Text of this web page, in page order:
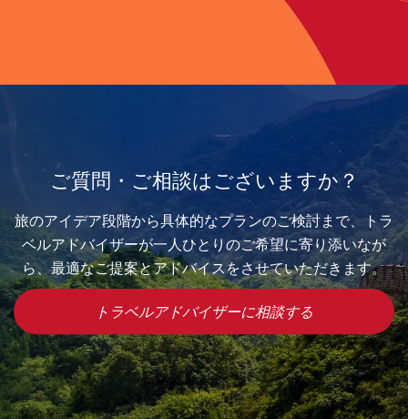
ご質問・ご相談はございますか？
旅のアイデア段階から具体的なプランのご検討まで、トラ
ベルアドバイザーが一人ひとりのご希望に寄り添いなが
ら、最適なご提案とアドバイスをさせていただきます。
トラベルアドバイザーに相談する